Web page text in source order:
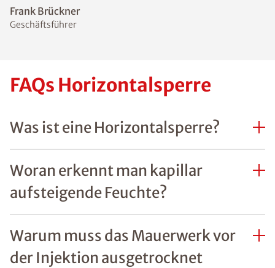
Frank Brückner
Geschäftsführer
FAQs Horizontalsperre
Was ist eine Horizontalsperre?
Woran erkennt man kapillar
aufsteigende Feuchte?
Warum muss das Mauerwerk vor
der Injektion ausgetrocknet